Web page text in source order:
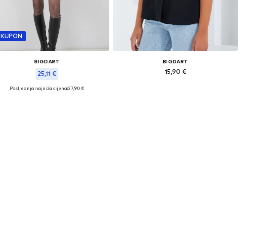
KUPON
BIGDART
25,11 €
Dostupne veličine: XS-XL
Posljednja najniža cijena:27,90 €
BIGDART
15,90 €